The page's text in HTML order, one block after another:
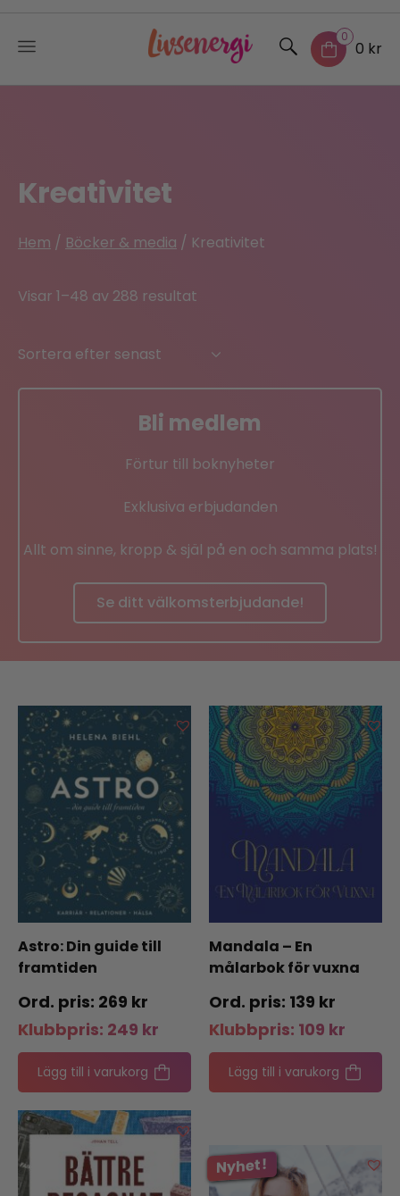
0
0 kr
Kreativitet
Hem / Böcker & media / Kreativitet
Visar 1–48 av 288 resultat
Bli medlem
Förtur till boknyheter
Exklusiva erbjudanden
Allt om sinne, kropp & själ på en och samma plats!
Se ditt välkomsterbjudande!
Astro: Din guide till
framtiden
269 kr
Klubbpris: 249 kr
Lägg till i varukorg
Mandala – En
målarbok för vuxna
139 kr
Klubbpris: 109 kr
Lägg till i varukorg